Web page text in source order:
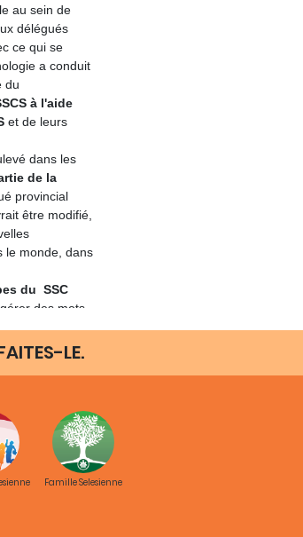
au sein de
délégués
ce qui se
a conduit
du
à l'aide
et de leurs
dans les
de la
provincial
être modifié,
le monde, dans
du SSC
des mots
de l'un des
soin de
ainsi
et votre
de cette
et EN).
LE.
Famille Selesienne